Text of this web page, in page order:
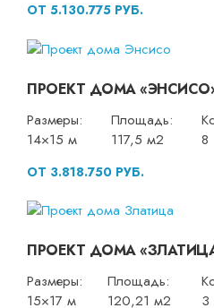
ОТ 5.130.775 РУБ.
ПРОЕКТ ДОМА
Размеры:
14×15 м
Площадь:
117,5 м2
8
ОТ 3.818.750 РУБ.
ПРОЕКТ ДОМА
Размеры:
15×17 м
Площадь:
120,21 м2
3